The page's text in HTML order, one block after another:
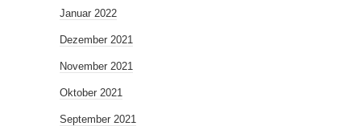
Januar 2022
Dezember 2021
November 2021
Oktober 2021
September 2021